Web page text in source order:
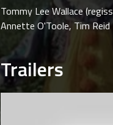
Tommy Lee Wallace
Annette O'Toole, Tim Reid
Trailers